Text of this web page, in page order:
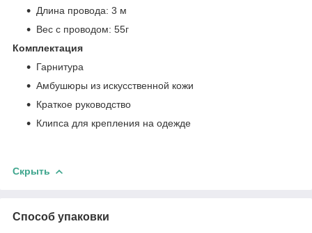
Длина провода: 3 м
Вес с проводом: 55г
Комплектация
Гарнитура
Амбушюры из искусственной кожи
Краткое руководство
Клипса для крепления на одежде
Скрыть
Способ упаковки